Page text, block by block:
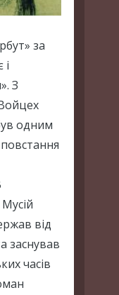
за
З
одним
від
заснував
часів